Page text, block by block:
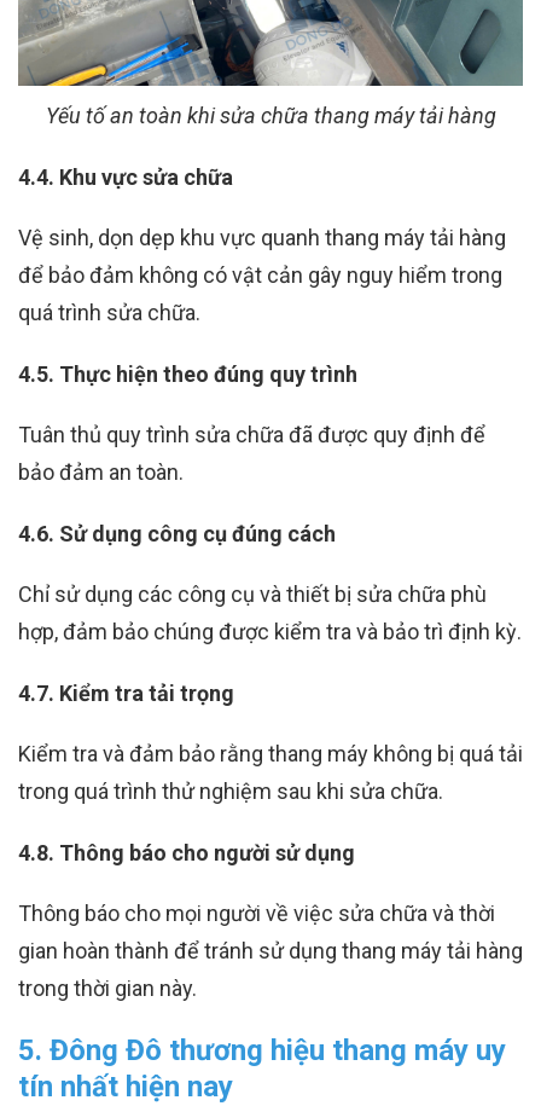
Yếu tố an toàn khi sửa chữa thang máy tải hàng
4.4. Khu vực sửa chữa
Vệ sinh, dọn dẹp khu vực quanh thang máy tải hàng
để bảo đảm không có vật cản gây nguy hiểm trong
quá trình sửa chữa.
4.5. Thực hiện theo đúng quy trình
Tuân thủ quy trình sửa chữa đã được quy định để
bảo đảm an toàn.
4.6. Sử dụng công cụ đúng cách
Chỉ sử dụng các công cụ và thiết bị sửa chữa phù
hợp, đảm bảo chúng được kiểm tra và bảo trì định kỳ.
4.7. Kiểm tra tải trọng
Kiểm tra và đảm bảo rằng thang máy không bị quá tải
trong quá trình thử nghiệm sau khi sửa chữa.
4.8. Thông báo cho người sử dụng
Thông báo cho mọi người về việc sửa chữa và thời
gian hoàn thành để tránh sử dụng thang máy tải hàng
trong thời gian này.
5. Đông Đô thương hiệu thang máy uy
tín nhất hiện nay